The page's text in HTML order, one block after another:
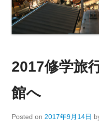
2017修学旅
館へ
Posted on 2017年9月14日